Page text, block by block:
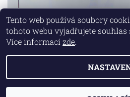
Lokality Marketing zajišťuje
2026 © AUTO MD,
Vytvořil
Tento web používá soubory
tohoto webu vyjadřujete souhlas
Více informací zde.